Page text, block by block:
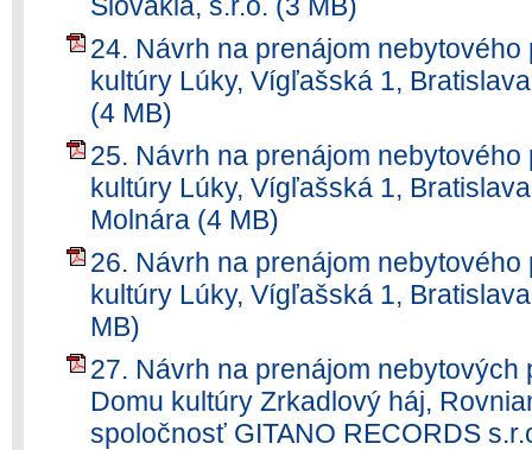
24. Návrh na prenájom
kultúry Lúky, Vígľašská 1,
(4 MB)
25. Návrh na prenájom
kultúry Lúky, Vígľašská 1,
Molnára (4 MB)
26. Návrh na prenájom
kultúry Lúky, Vígľašská 1,
MB)
27. Návrh na prenájom nebytových
Domu kultúry Zrkadlový háj,
spoločnosť GITANO RECORDS